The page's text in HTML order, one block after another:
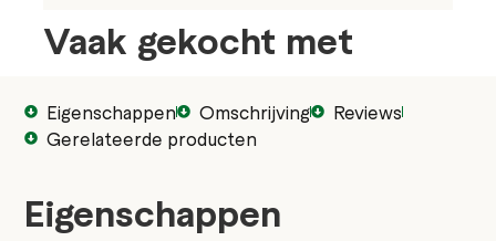
Vaak gekocht met
Eigenschappen Omschrijving
Reviews
Gerelateerde producten
Eigenschappen